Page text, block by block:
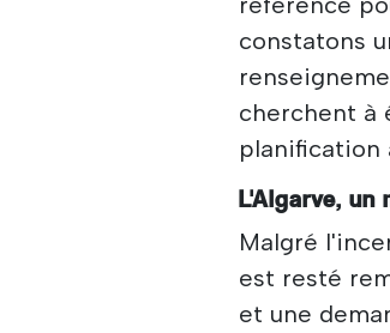
constatons
cherchent à
planification
L'Algarve, un
Malgré
est resté
et une